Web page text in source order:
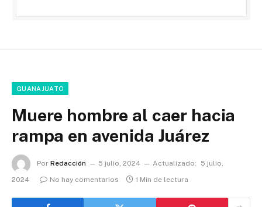
GUANAJUATO
Muere hombre al caer hacia
rampa en avenida Juárez
Por Redacción 5 julio, 2024 Actualizado:
5 julio,
2024
No hay comentarios 1 Min de lectura